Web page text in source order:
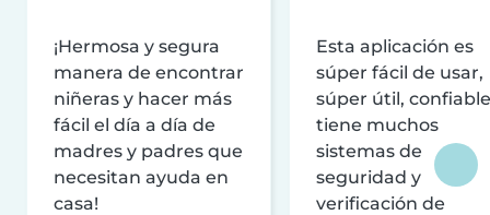
¡Hermosa y segura
manera de encontrar
niñeras y hacer más
fácil el día a día de
madres y padres que
necesitan ayuda en
casa!
Esta aplicación es
súper fácil de usar,
súper útil,
tiene muchos
sistemas de
seguridad y
verificación de